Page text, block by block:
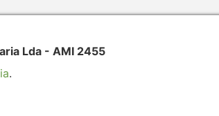
Lda - AMI 2455
.